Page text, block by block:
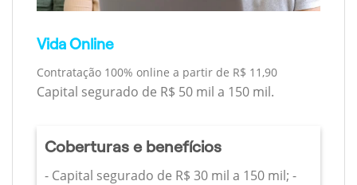
Vida Online
Contratação 100% online a partir de R$ 11,90
Capital segurado de R$ 50 mil a 150 mil.
Coberturas e benefícios
- Capital segurado de R$ 30 mil a 150 mil; -